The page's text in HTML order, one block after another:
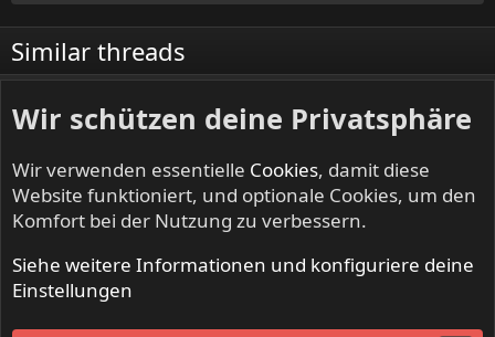
Similar threads
11./12.9.2026, sowie Warm-Up am 10.9.,
Wurz/Obpf.
Prodigal Son
NO SLEEP TILL LIVE - Festivals & Open Airs
Antworten 98 01. Aug. 2026
Band-Crusher Contest - unsigned Acts
können einen Slot auf dem Storm Crusher
Wir schützen deine Privatsphäre
Wir verwenden essentielle Cookies, damit diese
Website funktioniert, und optionale Cookies, um den
Komfort bei der Nutzung zu verbessern.
Siehe weitere Informationen und konfiguriere deine
Einstellungen